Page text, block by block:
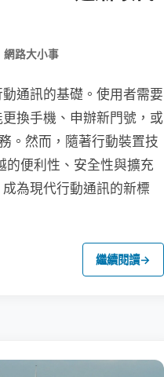
網路大小事
通訊的基礎。使用者需要
換手機、申辦新門號，或
。然而，隨著行動裝置技
的便利性、安全性與擴充
為現代行動通訊的新標
繼續閱讀→